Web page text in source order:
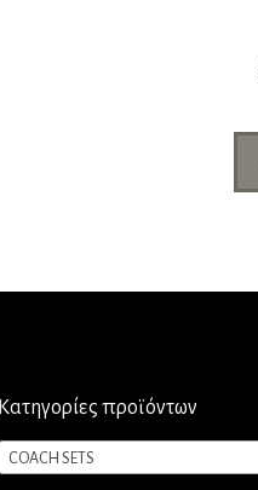
Κατηγορίες προϊόντων
COACH SETS